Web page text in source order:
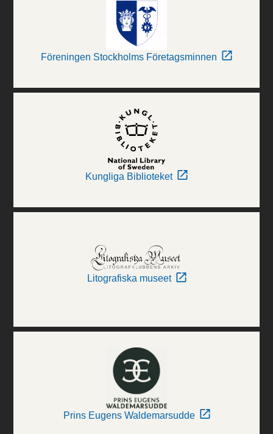
Föreningen Stockholms Företagsminnen
Kungliga Biblioteket
Litografiska museet
Prins Eugens Waldemarsudde